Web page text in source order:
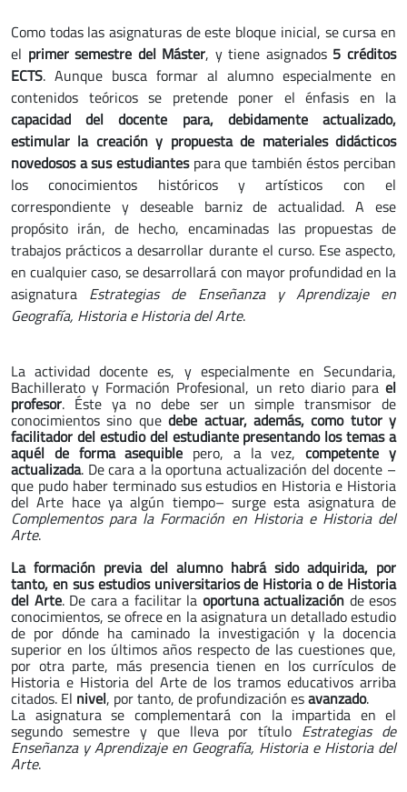
Como todas las asignaturas de este bloque inicial, se cursa en
el primer semestre del Máster, y tiene asignados 5 créditos
ECTS. Aunque busca formar al alumno especialmente en
contenidos teóricos se pretende poner el énfasis en la
capacidad del docente para, debidamente actualizado,
estimular la creación y propuesta de materiales didácticos
novedosos a sus estudiantespara que también éstos perciban
los conocimientos históricos y artísticos con el
correspondiente y deseable barniz de actualidad. A ese
propósito irán, de hecho, encaminadas las propuestas de
trabajos prácticos a desarrollar durante el curso. Ese aspecto,
en cualquier caso, se desarrollará con mayor profundidad en la
asignatura Estrategias de Enseñanza y Aprendizaje en
Geografía, Historia e Historia del Arte.
La actividad docente es, y especialmente en Secundaria,
Bachillerato y Formación Profesional, un reto diario para el
profesor. Éste ya no debe ser un simple transmisor de
conocimientos sino quedebe actuar, además, como tutor y
facilitador del estudio del estudiante presentando los temas a
aquél de forma asequible pero, a la vez,competente y
actualizada. De cara a la oportuna actualización del docente –
que pudo haber terminado sus estudios en Historia e Historia
del Arte hace ya algún tiempo– surge esta asignatura de
Complementos para la Formación en Historia e Historia del
Arte.
La formación previa del alumno habrá sido adquirida, por
tanto, en sus estudios universitarios de Historia o de Historia
del Arte. De cara a facilitar la oportuna actualización de esos
conocimientos, se ofrece en la asignatura un detallado estudio
de por dónde ha caminado la investigación y la docencia
superior en los últimos años respecto de las cuestiones que,
por otra parte, más presencia tienen en los currículos de
Historia e Historia del Arte de los tramos educativos arriba
citados. El nivel, por tanto, de profundización esavanzado.
La asignatura se complementará con la impartida en el
segundo semestre y que lleva por título Estrategias de
Enseñanza y Aprendizaje en Geografía, Historia e Historia del
Arte.